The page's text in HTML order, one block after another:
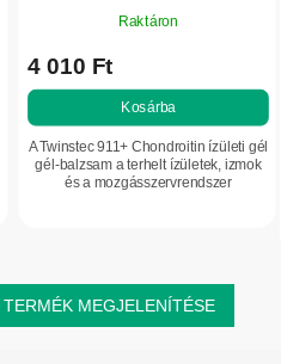
Raktáron
4 010 Ft
Kosárba
A Twinstec 911+ Chondroitin ízületi gél
gél-balzsam a terhelt ízületek, izmok
és a mozgásszervrendszer
MEGJELENÍTÉSE